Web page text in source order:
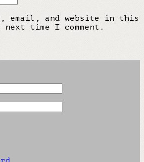
email, and website in this
time I comment.